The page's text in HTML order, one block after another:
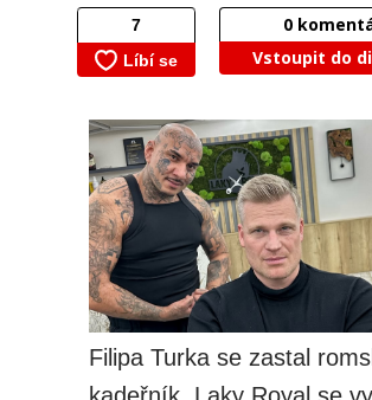
0
Vstoupit do
Filipa Turka se zastal